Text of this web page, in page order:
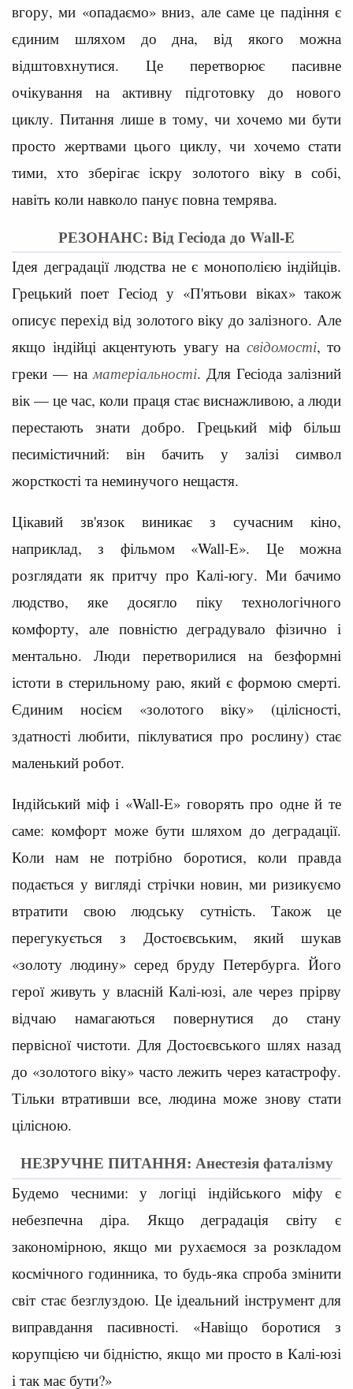
вгору, ми «опадаємо» вниз, але саме це падіння є
єдиним шляхом до дна, від якого можна
відштовхнутися. Це перетворює пасивне
очікування на активну підготовку до нового
циклу. Питання лише в тому, чи хочемо ми бути
просто жертвами цього циклу, чи хочемо стати
тими, хто зберігає іскру золотого віку в собі,
навіть коли навколо панує повна темрява.
РЕЗОНАНС: Від Гесіода до Wall-E
Ідея деградації людства не є монополією індійців.
Грецький поет Гесіод у «П'ятьови віках» також
описує перехід від золотого віку до залізного. Але
якщо індійці акцентують увагу на свідомості, то
греки — наматеріальності. Для Гесіода залізний
вік — це час, коли праця стає виснажливою, а люди
перестають знати добро. Грецький міф більш
песимістичний: він бачить у залізі символ
жорсткості та неминучого нещастя.
Цікавий зв'язок виникає з сучасним кіно,
наприклад, з фільмом «Wall-E». Це можна
розглядати як притчу про Калі-югу. Ми бачимо
людство, яке досягло піку технологічного
комфорту, але повністю деградувало фізично і
ментально. Люди перетворилися на безформні
істоти в стерильному раю, який є формою смерті.
Єдиним носієм «золотого віку» (цілісності,
здатності любити, піклуватися про рослину) стає
маленький робот.
Індійський міф і «Wall-E» говорять про одне й те
саме: комфорт може бути шляхом до деградації.
Коли нам не потрібно боротися, коли правда
подається у вигляді стрічки новин, ми ризикуємо
втратити свою людську сутність. Також це
перегукується з Достоєвським, який шукав
«золоту людину» серед бруду Петербурга. Його
герої живуть у власній Калі-юзі, але через прірву
відчаю намагаються повернутися до стану
первісної чистоти. Для Достоєвського шлях назад
до «золотого віку» часто лежить через катастрофу.
Тільки втративши все, людина може знову стати
цілісною.
НЕЗРУЧНЕ ПИТАННЯ: Анестезія фаталізму
Будемо чесними: у логіці індійського міфу є
небезпечна діра. Якщо деградація світу є
закономірною, якщо ми рухаємося за розкладом
космічного годинника, то будь-яка спроба змінити
світ стає безглуздою. Це ідеальний інструмент для
виправдання пасивності. «Навіщо боротися з
корупцією чи бідністю, якщо ми просто в Калі-юзі
і так має бути?»